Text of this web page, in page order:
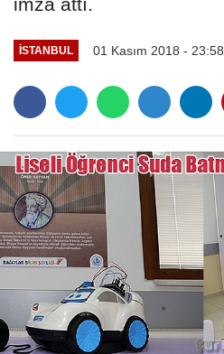
İSTANBUL 01 Kasım 2018 - 23:58